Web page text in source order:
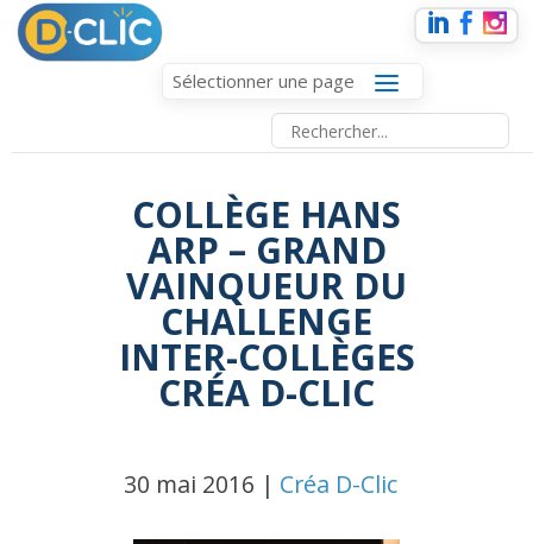
Sélectionner une page
COLLÈGE HANS
ARP – GRAND
VAINQUEUR DU
CHALLENGE
INTER-COLLÈGES
CRÉA D-CLIC
30 mai 2016 | Créa D-Clic